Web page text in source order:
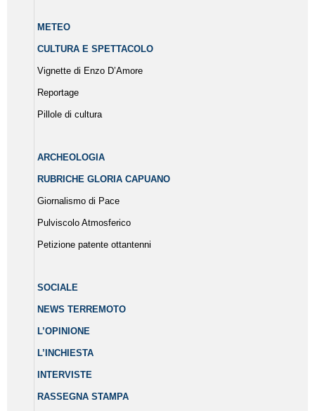
METEO
CULTURA E SPETTACOLO
Vignette di Enzo D’Amore
Reportage
Pillole di cultura
ARCHEOLOGIA
RUBRICHE GLORIA CAPUANO
Giornalismo di Pace
Pulviscolo Atmosferico
Petizione patente ottantenni
SOCIALE
NEWS TERREMOTO
L’OPINIONE
L’INCHIESTA
INTERVISTE
RASSEGNA STAMPA